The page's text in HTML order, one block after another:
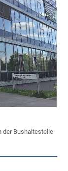
der Bushaltestelle